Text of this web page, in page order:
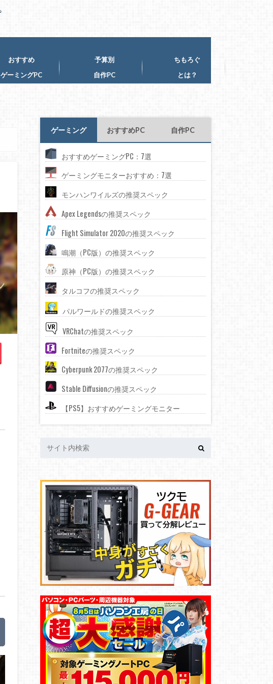
おすすめ
ゲーミングPC
予算別
自作PC
ちもろぐ
とは？
ゲーミング おすすめPC 自作PC
おすすめゲーミングPC：7選
ゲーミングモニターおすすめ：7選
モンハンワイルズの推奨スペック
Apex Legendsの推奨スペック
Flight Simulator 2020の推奨スペック
鳴潮（PC版）の推奨スペック
原神（PC版）の推奨スペック
タルコフの推奨スペック
パルワールドの推奨スペック
VRChatの推奨スペック
Fortniteの推奨スペック
Cyberpunk 2077の推奨スペック
Stable Diffusionの推奨スペック
【PS5】おすすめゲーミングモニター